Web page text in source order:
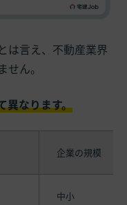
は言え、不動産業界
ん。
異なります。
企業の規模
中小